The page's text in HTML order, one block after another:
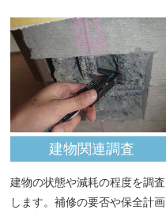
建物関連調査
建物の状態や減耗の程度を調査
します。補修の要否や保全計画